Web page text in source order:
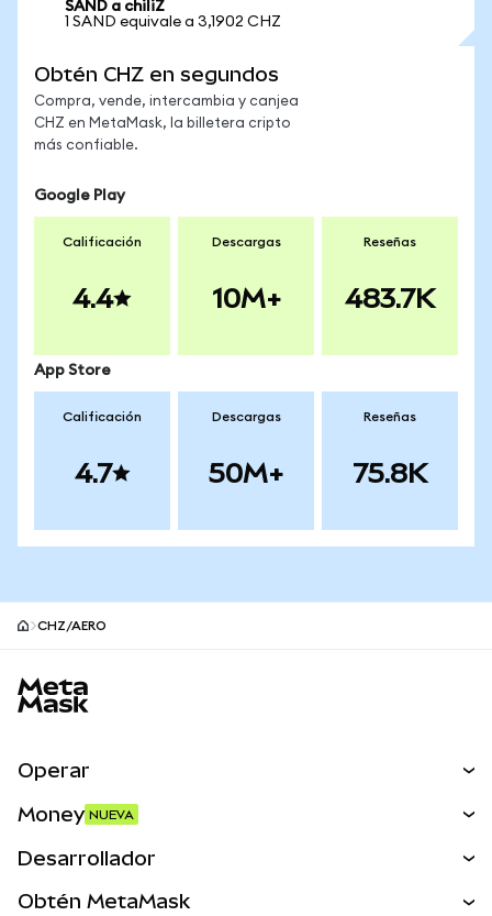
SAND a chiliZ
1 SAND equivale a 3,1902 CHZ
Obtén CHZ en segundos
Compra, vende, intercambia y canjea
CHZ en MetaMask, la billetera cripto
más confiable.
Google Play
Calificación
4.4
Descargas
10M+
Reseñas
483.7K
App Store
Calificación
4.7
Descargas
50M+
Reseñas
75.8K
CHZ/AERO
Operar
Activos del mundo real
Money NUEVA
Desarrollador
Obtén MetaMask